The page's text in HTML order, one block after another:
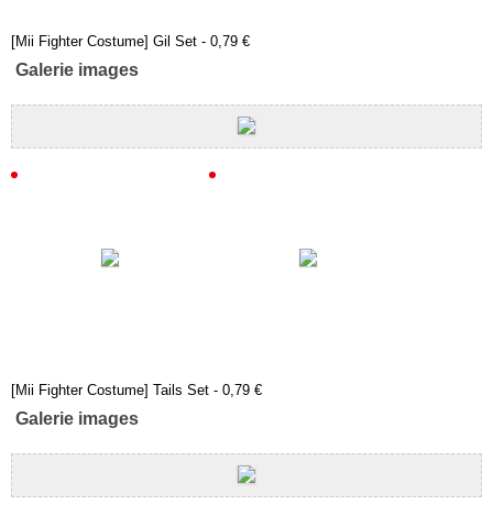
[Mii Fighter Costume] Gil Set - 0,79 €
Galerie images
[Mii Fighter Costume] Tails Set - 0,79 €
Galerie images